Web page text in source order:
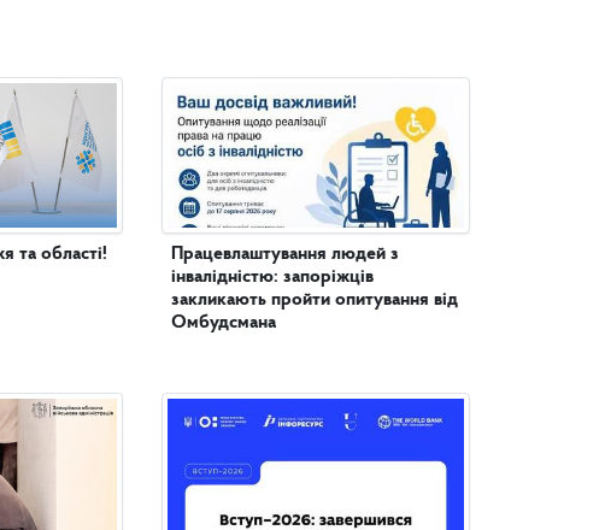
та області!
Працевлаштування людей з
інвалідністю: запоріжців
закликають пройти опитування від
Омбудсмана